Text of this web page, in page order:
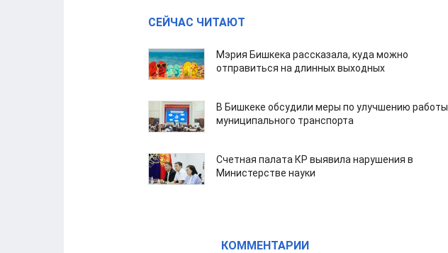
СЕЙЧАС ЧИТАЮТ
Мэрия Бишкека рассказала, куда можно
отправиться на длинных выходных
В Бишкеке обсудили меры по улучшению работы
муниципального транспорта
Счетная палата КР выявила нарушения в
Министерстве науки
КОММЕНТАРИИ